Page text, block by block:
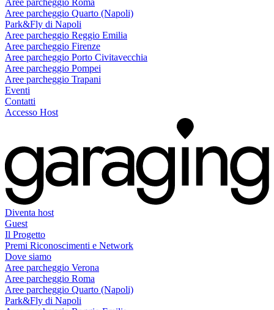
Aree parcheggio Roma
Aree parcheggio Quarto (Napoli)
Park&Fly di Napoli
Aree parcheggio Reggio Emilia
Aree parcheggio Firenze
Aree parcheggio Porto Civitavecchia
Aree parcheggio Pompei
Aree parcheggio Trapani
Eventi
Contatti
Accesso Host
Diventa host
Guest
Il Progetto
Premi Riconoscimenti e Network
Dove siamo
Aree parcheggio Verona
Aree parcheggio Roma
Aree parcheggio Quarto (Napoli)
Park&Fly di Napoli